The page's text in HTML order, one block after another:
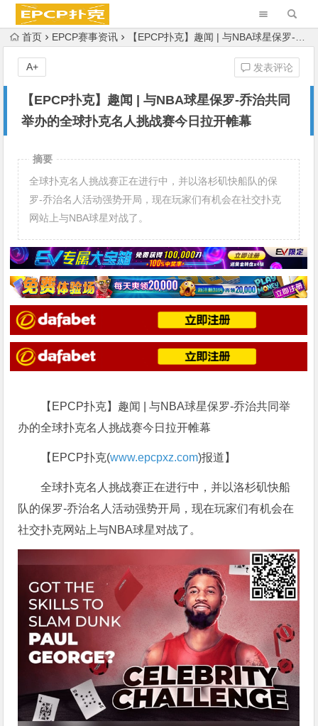
首页 EPCP赛事资讯 【EPCP扑克】趣闻 | 与NBA球星保罗-乔治共同举办的全球扑克名人挑战赛今日拉开帷幕
【EPCP扑克】趣闻 | 与NBA球星保罗-乔治共同
举办的全球扑克名人挑战赛今日拉开帷幕
发表评论
A+
摘要
全球扑克名人挑战赛正在进行中，并以洛杉矶快船队的保
罗-乔治名人活动强势开局，现在玩家们有机会在社交扑克
网站上与NBA球星对战了。
【EPCP扑克】趣闻 | 与NBA球星保罗-乔治共同举
办的全球扑克名人挑战赛今日拉开帷幕
【EPCP扑克(www.epcpxz.com)报道】
全球扑克名人挑战赛正在进行中，并以洛杉矶快船
队的保罗-乔治名人活动强势开局，现在玩家们有机会在
社交扑克网站上与NBA球星对战了。